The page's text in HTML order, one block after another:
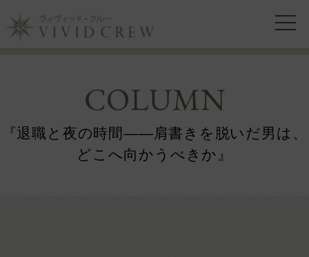
COLUMN
『退職と夜の時間——肩書きを脱いだ男は、
どこへ向かうべきか』